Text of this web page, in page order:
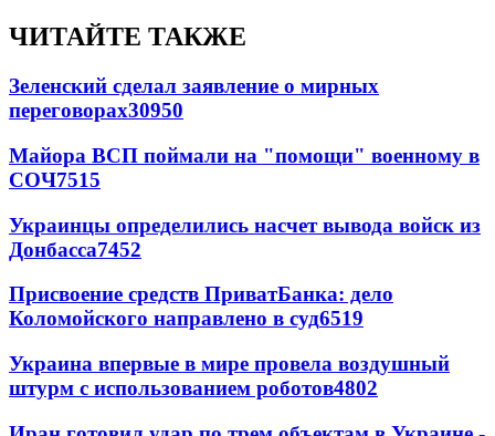
ЧИТАЙТЕ ТАКЖЕ
Зеленский сделал заявление о мирных
переговорах30950
Майора ВСП поймали на "помощи" военному в
СОЧ7515
Украинцы определились насчет вывода войск из
Донбасса7452
Присвоение средств ПриватБанка: дело
Коломойского направлено в суд6519
Украина впервые в мире провела воздушный
штурм с использованием роботов4802